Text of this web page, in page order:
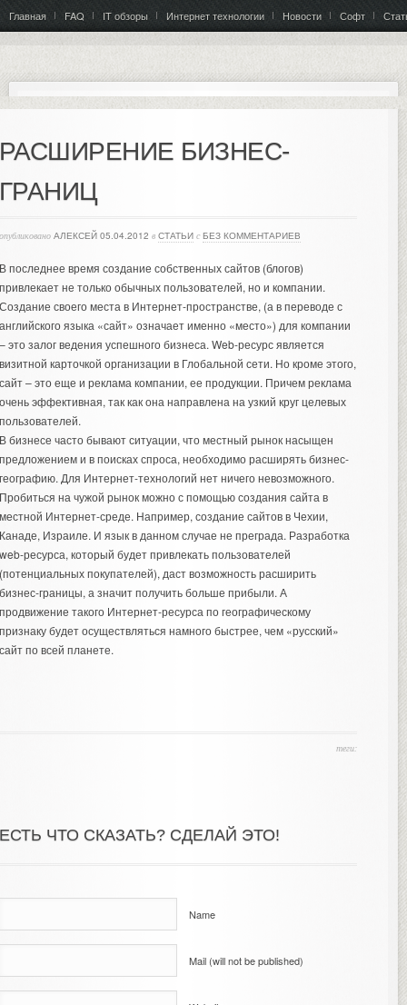
Главная FAQ IT обзоры Интернет технологии Новости Софт
БИЗНЕС-
АЛЕКСЕЙ 05.04.2012 в СТАТЬИ с БЕЗ КОММЕНТАРИЕВ
последнее время создание собственных сайтов (блогов)
не только обычных пользователей, но и компании.
своего места в Интернет-пространстве, (а в переводе с
языка «сайт» означает именно «место») для компании
это залог ведения успешного бизнеса. Web-ресурс является
карточкой организации в Глобальной сети. Но кроме этого,
– это еще и реклама компании, ее продукции. Причем реклама
эффективная, так как она направлена на узкий круг целевых
бизнесе часто бывают ситуации, что местный рынок насыщен
и в поисках спроса, необходимо расширять бизнес-
Для Интернет-технологий нет ничего невозможного.
на чужой рынок можно с помощью создания сайта в
Интернет-среде. Например, создание сайтов в Чехии,
Израиле. И язык в данном случае не преграда. Разработка
ресурса, который будет привлекать пользователей
покупателей), даст возможность расширить
границы, а значит получить больше прибыли. А
такого Интернет-ресурса по географическому
будет осуществляться намного быстрее, чем «русский»
по всей планете.
теги:
ЧТО СКАЗАТЬ? СДЕЛАЙ ЭТО!
Name
Mail (will not be published)